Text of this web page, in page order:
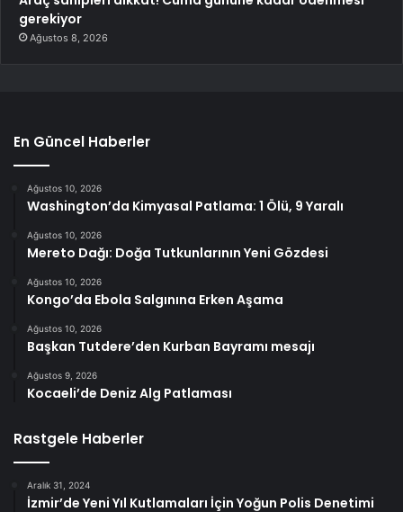
gerekiyor
Ağustos 8, 2026
En Güncel Haberler
Ağustos 10, 2026
Washington’da Kimyasal Patlama: 1 Ölü, 9 Yaralı
Ağustos 10, 2026
Mereto Dağı: Doğa Tutkunlarının Yeni Gözdesi
Ağustos 10, 2026
Kongo’da Ebola Salgınına Erken Aşama
Ağustos 10, 2026
Başkan Tutdere’den Kurban Bayramı mesajı
Ağustos 9, 2026
Kocaeli’de Deniz Alg Patlaması
Rastgele Haberler
Aralık 31, 2024
İzmir’de Yeni Yıl Kutlamaları İçin Yoğun Polis Denetimi